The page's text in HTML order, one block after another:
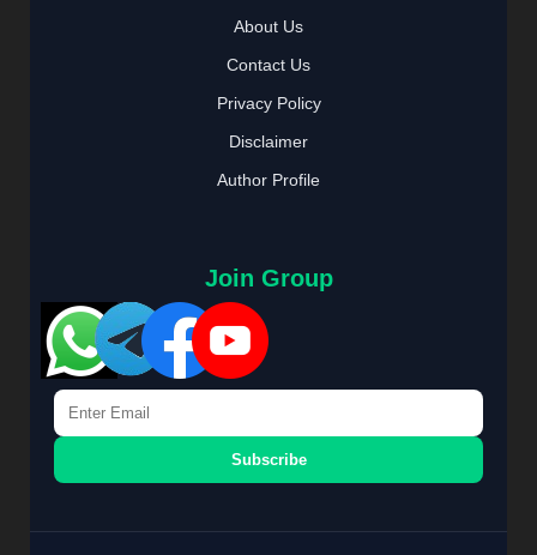
About Us
Contact Us
Privacy Policy
Disclaimer
Author Profile
Join Group
Subscribe